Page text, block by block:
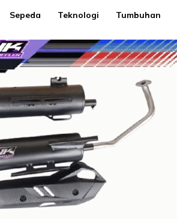
Sepeda Teknologi Tumbuhan